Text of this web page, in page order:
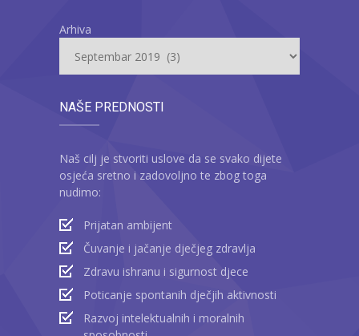
Arhiva
NAŠE PREDNOSTI
Naš cilj je stvoriti uslove da se svako dijete
osjeća sretno i zadovoljno te zbog toga
nudimo:
Prijatan ambijent
Čuvanje i jačanje dječjeg zdravlja
Zdravu ishranu i sigurnost djece
Poticanje spontanih dječjih aktivnosti
Razvoj intelektualnih i moralnih